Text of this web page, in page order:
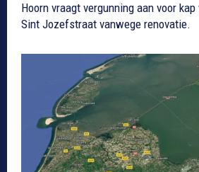
Hoorn vraagt vergunning aan voor
Sint Jozefstraat vanwege renovatie.